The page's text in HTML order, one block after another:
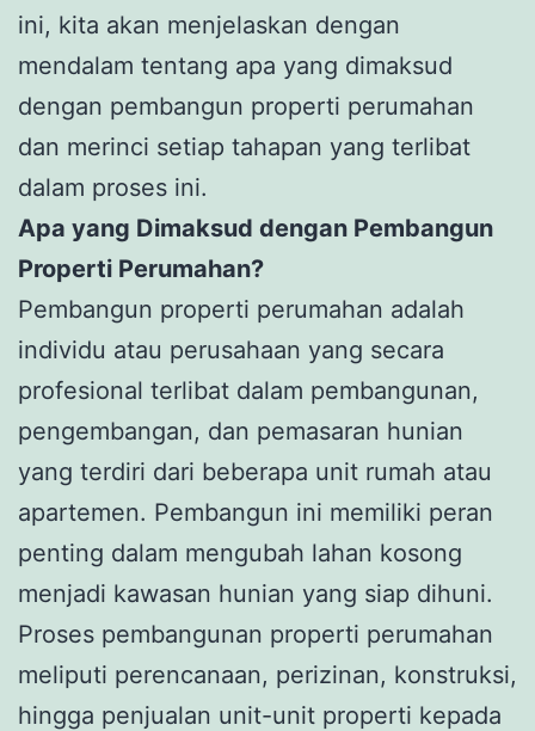
ini, kita akan menjelaskan dengan
mendalam tentang apa yang dimaksud
dengan pembangun properti perumahan
dan merinci setiap tahapan yang terlibat
dalam proses ini.
Apa yang Dimaksud dengan Pembangun
Properti Perumahan?
Pembangun properti perumahan adalah
individu atau perusahaan yang secara
profesional terlibat dalam pembangunan,
pengembangan, dan pemasaran hunian
yang terdiri dari beberapa unit rumah atau
apartemen. Pembangun ini memiliki peran
penting dalam mengubah lahan kosong
menjadi kawasan hunian yang siap dihuni.
Proses pembangunan properti perumahan
meliputi perencanaan, perizinan, konstruksi,
hingga penjualan unit-unit properti kepada